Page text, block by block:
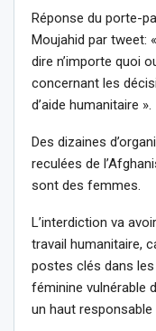
Réponse du porte-
Moujahid par tweet:
dire n’importe quoi
concernant les
d’aide humanitaire ».
Des dizaines
reculées de
sont des femmes.
L’interdiction va
travail humanitaire,
postes clés dans
féminine vulnérable
un haut responsable